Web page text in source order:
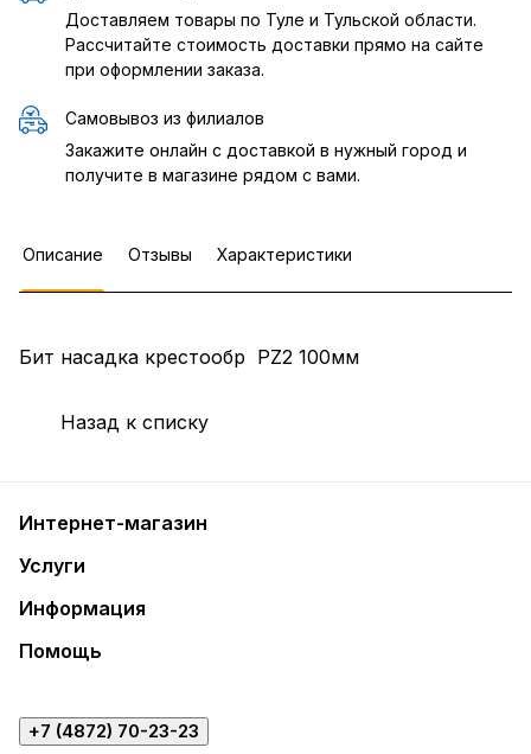
Доставляем товары по Туле и Тульской области.
Рассчитайте стоимость доставки прямо на сайте
при оформлении заказа.
Самовывоз из филиалов
Закажите онлайн с доставкой в нужный город и
получите в магазине рядом с вами.
Описание Отзывы Характеристики
Бит насадка крестообр РZ2 100мм
Назад к списку
Интернет-магазин
Услуги
Информация
Помощь
+7 (4872) 70-23-23